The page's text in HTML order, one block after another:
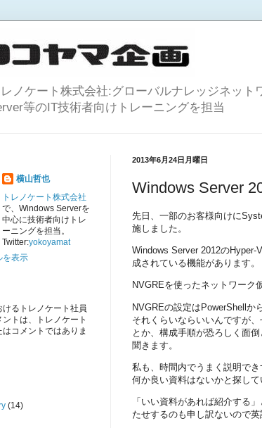
ノケート株式会社:グローバルナレッジネット
等のIT技術者向けトレーニングを担当
2013年6月24日月曜日
Windows Server
先日、一部のお客様向けに
施しました。
Windows Server 2012の
成されている機能があります。
NVGREを使ったネットワーク
NVGREの設定はPowerShellか
それくらいならいいんですが
とか、構成手順が恐ろしく面
聞きます。
私も、時間内でうまく説明で
何か良い資料はないかと探し
「いい資料があれば紹介する
たせするのも申し訳ないので
横山哲也
トレノケート株式会社
で、Windows Serverを
中心に技術者向けトレ
ーニングを担当。
Twitter:yokoyamat
を表示
るトレノケート社員
トは、トレノケート
コメントではありま
(14)